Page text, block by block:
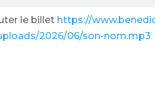
le billet https://
2026/06/son-nom.mp3